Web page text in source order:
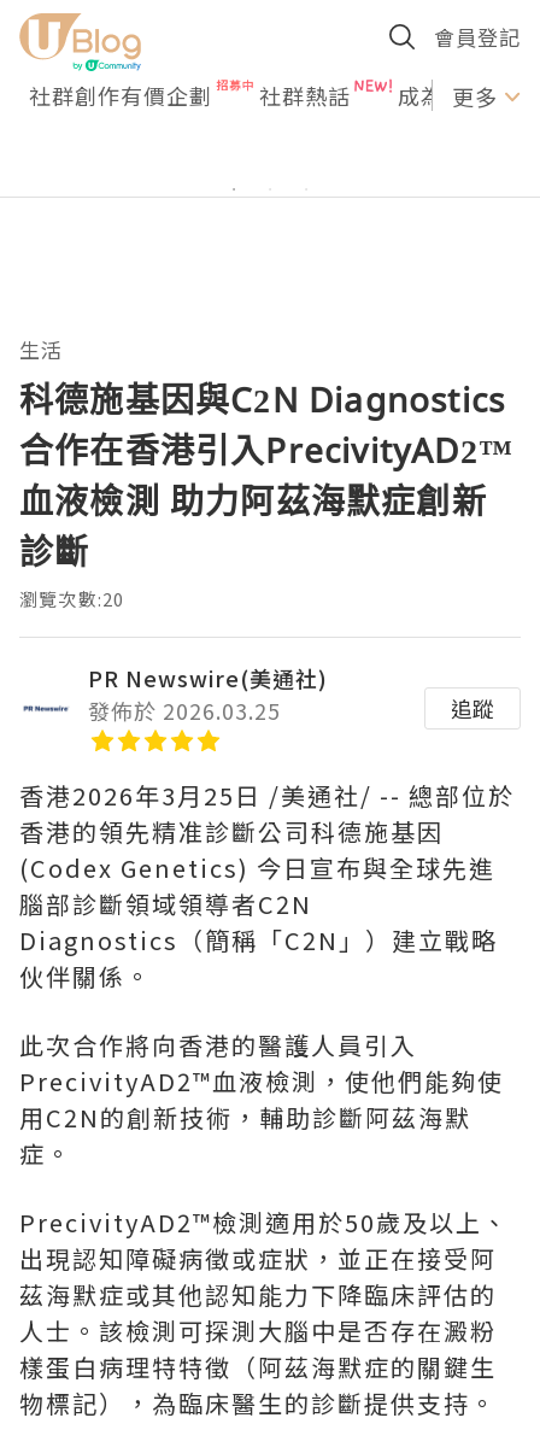
會員登記
社群創作有價企劃 社群熱話 成為U更多
生活
科德施基因與C2N Diagnostics
合作在香港引入PrecivityAD2™
血液檢測 助力阿茲海默症創新
診斷
瀏覽次數:20
PR Newswire(美通社)
發佈於 2026.03.25
追蹤
香港2026年3月25日 /美通社/ -- 總部位於
香港的領先精准診斷公司科德施基因
(Codex Genetics) 今日宣布與全球先進
腦部診斷領域領導者C2N
Diagnostics（簡稱「C2N」）建立戰略
伙伴關係。
此次合作將向香港的醫護人員引入
PrecivityAD2™血液檢測，使他們能夠使
用C2N的創新技術，輔助診斷阿茲海默
症。
PrecivityAD2™檢測適用於50歲及以上、
出現認知障礙病徵或症狀，並正在接受阿
茲海默症或其他認知能力下降臨床評估的
人士。該檢測可探測大腦中是否存在澱粉
樣蛋白病理特特徵（阿茲海默症的關鍵生
物標記），為臨床醫生的診斷提供支持。